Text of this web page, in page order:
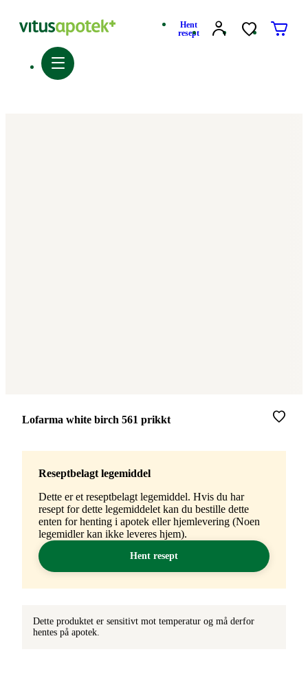
Hent
resept
Merke:
Lofarma white birch 561 prikkt
Reseptbelagt legemiddel
Dette er et reseptbelagt legemiddel. Hvis du har
resept for dette legemiddelet kan du bestille dette
enten for henting i apotek eller hjemlevering (Noen
legemidler kan ikke leveres hjem).
Hent resept
Dette produktet er sensitivt mot temperatur og må derfor
hentes på apotek.